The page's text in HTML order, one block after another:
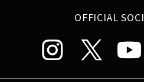
OFFICIAL